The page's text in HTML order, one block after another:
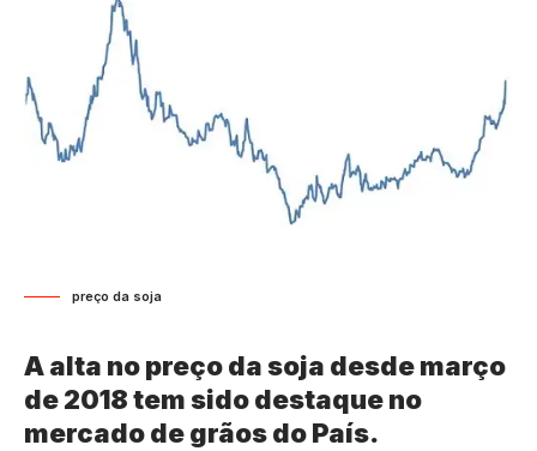
preço da soja
A alta no preço da soja desde março
de 2018 tem sido destaque no
mercado de grãos do País.